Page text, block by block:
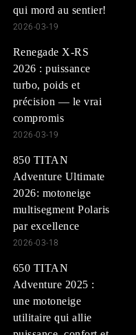
qui mord au sentier!
2026-03-19
Renegade X-RS
2026 : puissance
turbo, poids et
précision — le vrai
compromis
2026-03-19
850 TITAN
Adventure Ultimate
2026: motoneige
multisegment Polaris
par excellence
2026-03-18
650 TITAN
Adventure 2025 :
une motoneige
utilitaire qui allie